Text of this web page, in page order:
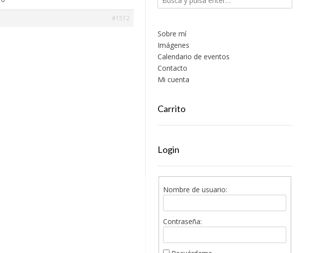
#1512
Sobre mí
Imágenes
Calendario de eventos
Contacto
Mi cuenta
Carrito
Login
Nombre de usuario:
Contraseña: